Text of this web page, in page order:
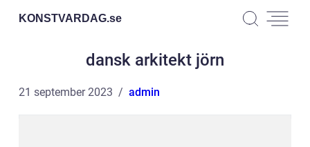
KONSTVARDAG.se
dansk arkitekt jörn
21 september 2023 admin